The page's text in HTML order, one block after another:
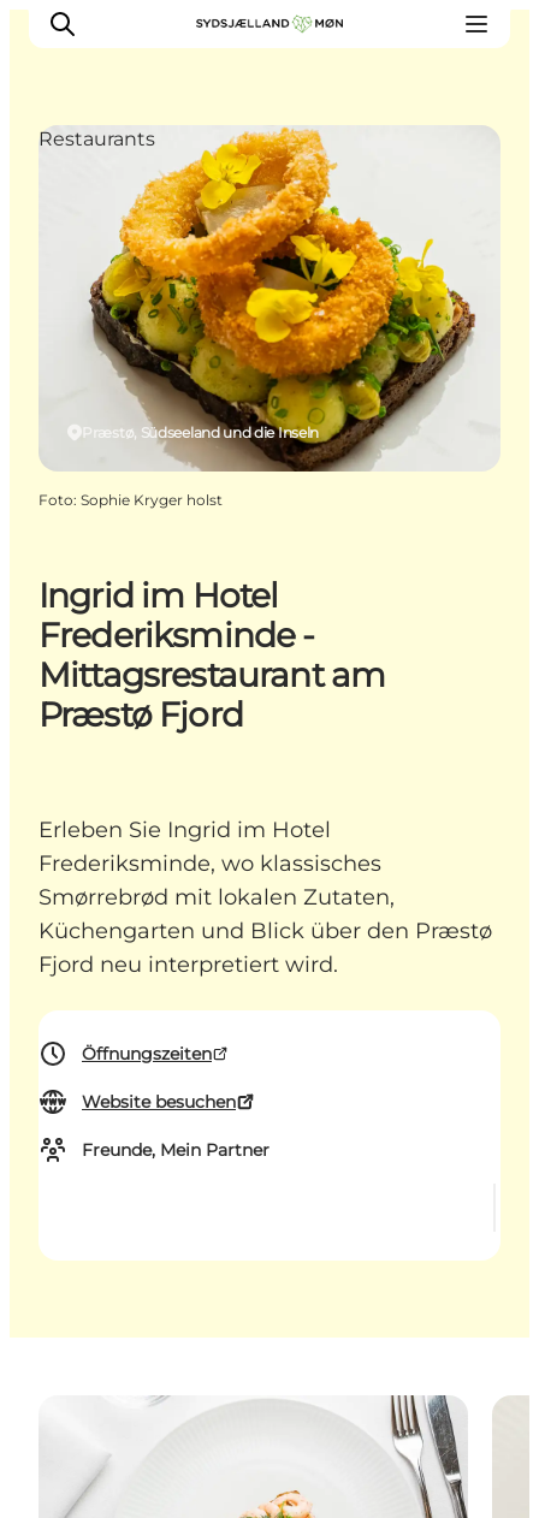
Erleben
Städte und Orte
Events
Essen
Unterkunft
Reise planen
Ingrid im Hotel
Frederiksminde -
Mittagsrestaurant am
Præstø Fjord
Erleben Sie Ingrid im Hotel
Frederiksminde, wo klassisches
Smørrebrød mit lokalen Zutaten,
Küchengarten und Blick über den Præstø
Fjord neu interpretiert wird.
Öffnungszeiten
Website besuchen
Freunde, Mein Partner
Præstø, Südseeland und die Inseln
Restaurants
Foto: Sophie Kryger holst